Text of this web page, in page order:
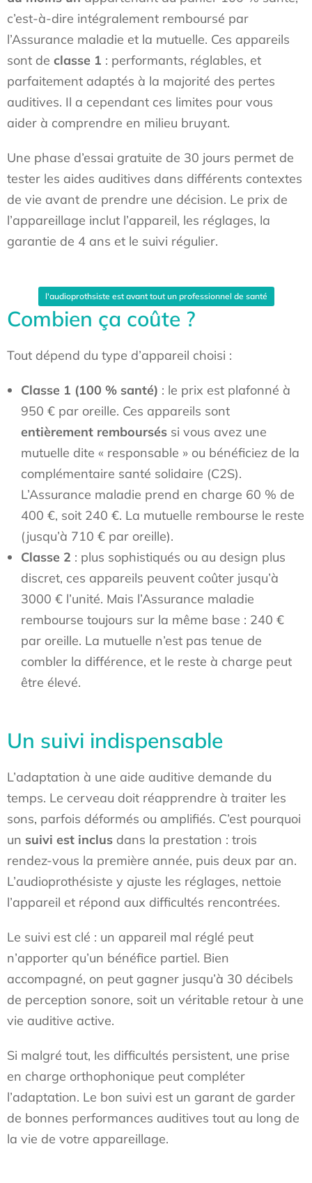
c’est-à-dire intégralement remboursé par
l’Assurance maladie et la mutuelle. Ces appareils
sont de classe 1 : performants, réglables, et
parfaitement adaptés à la majorité des pertes
auditives. Il a cependant ces limites pour vous
aider à comprendre en milieu bruyant.
Une phase d’essai gratuite de 30 jours permet de
tester les aides auditives dans différents contextes
de vie avant de prendre une décision. Le prix de
l’appareillage inclut l’appareil, les réglages, la
garantie de 4 ans et le suivi régulier.
l'audioprothsiste est avant tout un professionnel de santé
Combien ça coûte ?
Tout dépend du type d’appareil choisi :
Classe 1 (100 % santé) : le prix est plafonné à
950 € par oreille. Ces appareils sont
entièrement remboursés si vous avez une
mutuelle dite « responsable » ou bénéficiez de la
complémentaire santé solidaire (C2S).
L’Assurance maladie prend en charge 60 % de
400 €, soit 240 €. La mutuelle rembourse le reste
(jusqu’à 710 € par oreille).
Classe 2 : plus sophistiqués ou au design plus
discret, ces appareils peuvent coûter jusqu’à
3000 € l’unité. Mais l’Assurance maladie
rembourse toujours sur la même base : 240 €
par oreille. La mutuelle n’est pas tenue de
combler la différence, et le reste à charge peut
être élevé.
Un suivi indispensable
L’adaptation à une aide auditive demande du
temps. Le cerveau doit réapprendre à traiter les
sons, parfois déformés ou amplifiés. C’est pourquoi
un suivi est inclus dans la prestation : trois
rendez-vous la première année, puis deux par an.
L’audioprothésiste y ajuste les réglages, nettoie
l’appareil et répond aux difficultés rencontrées.
Le suivi est clé : un appareil mal réglé peut
n’apporter qu’un bénéfice partiel. Bien
accompagné, on peut gagner jusqu’à 30 décibels
de perception sonore, soit un véritable retour à une
vie auditive active.
Si malgré tout, les difficultés persistent, une prise
en charge orthophonique peut compléter
l’adaptation. Le bon suivi est un garant de garder
de bonnes performances auditives tout au long de
la vie de votre appareillage.